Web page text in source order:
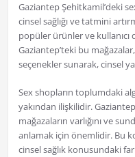
Gaziantep Şehitkamil’deki
cinsel sağlığı ve tatmini
popüler ürünler ve
Gaziantep’teki bu
seçenekler sunarak, cinsel
Sex shopların toplumdaki
yakından ilişkilidir.
mağazaların varlığını ve
anlamak için önemlidir. Bu
cinsel sağlık konusundaki